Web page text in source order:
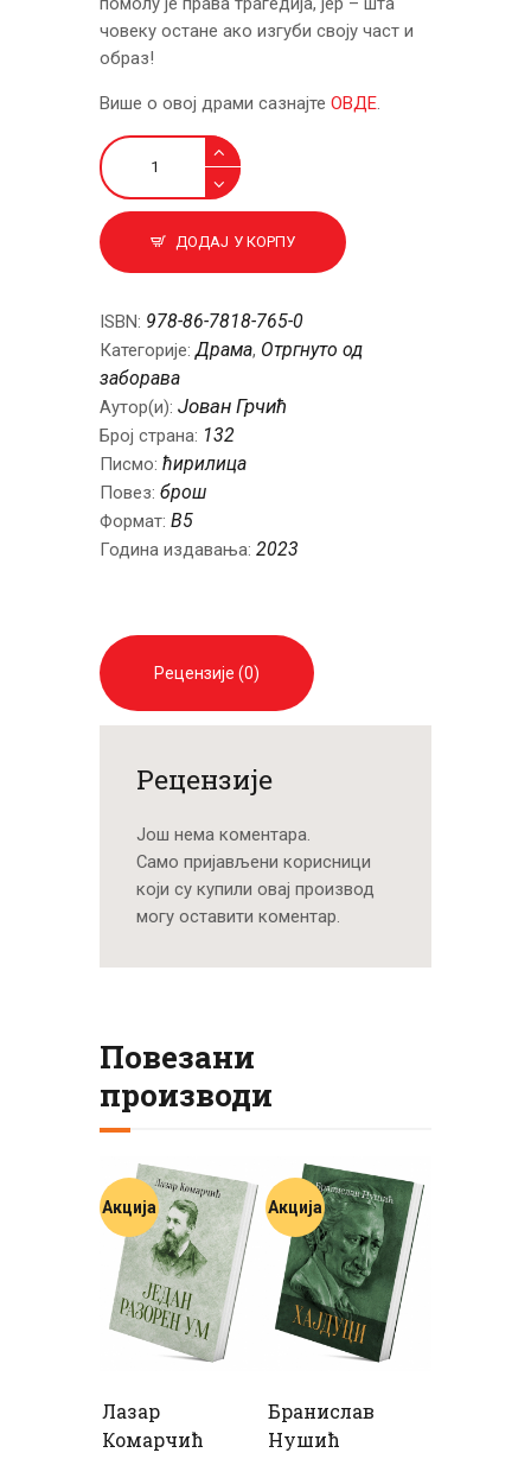
човеку остане ако изгуби своју част и
образ!
Више о овој драми сазнајте ОВДЕ.
Одметник
количина
ДОДАЈ У КОРПУ
ISBN: 978-86-7818-765-0
Категорије:Драма, Отргнуто од
заборава
Аутор(и): Јован Грчић
Број страна: 132
Писмо: ћирилица
Повез: брош
Формат: B5
Година издавања: 2023
Рецензије (0)
Рецензије
Још нема коментара.
Само пријављени корисници
који су купили овај производ
могу оставити коментар.
Повезани
производи
Акција
Лазар
Комарчић
Акција
Бранислав
Нушић